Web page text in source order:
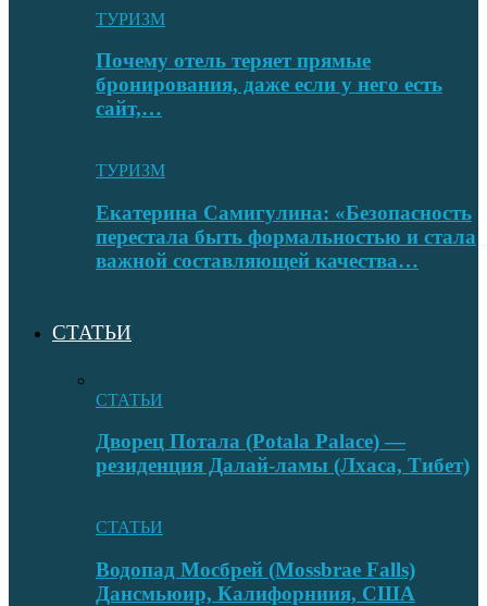
ТУРИЗМ
Почему отель теряет прямые
бронирования, даже если у него есть
сайт,…
ТУРИЗМ
Екатерина Самигулина: «Безопасность
перестала быть формальностью и стала
важной составляющей качества…
СТАТЬИ
СТАТЬИ
Дворец Потала (Potala Palace) —
резиденция Далай-ламы (Лхаса, Тибет)
СТАТЬИ
Водопад Мосбрей (Mossbrae Falls)
Дансмьюир, Калифорниия, США